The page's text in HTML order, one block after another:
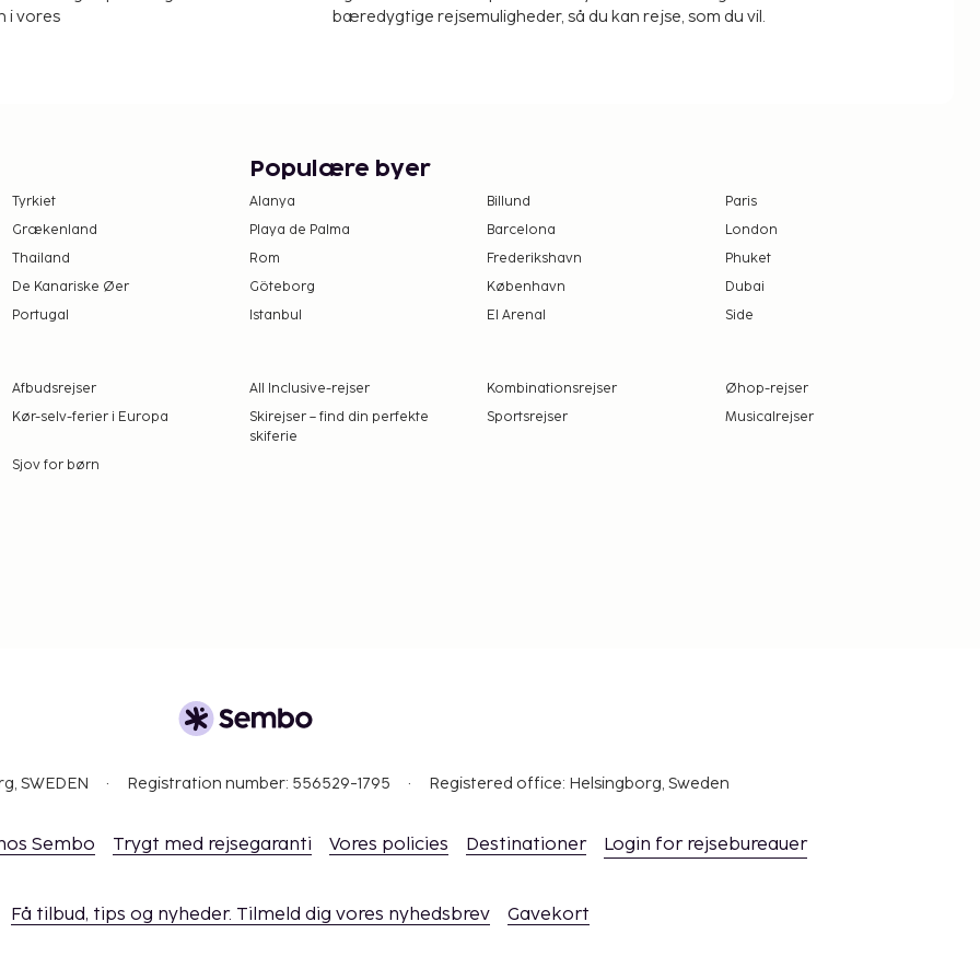
er Istanbul (IST).
på stedet kan du nyde
såsom gratis trådløs
at komme omkring
deli eller blive på
roomservice døgnet
(500 meter væk)
i vores
bæredygtige rejsemuligheder, så du kan rejse, som du vil.
Tyrkiet
Grækenland
Thailand
De Kanariske Øer
Portugal
Populære byer
Alanya Billund
Paris
Playa de Palma
Barcelona
London
Rom
Frederikshavn
Phuket
Göteborg
København
Dubai
Istanbul
El Arenal Side
Afbudsrejser All Inclusive-rejser Kombinationsrejser
Øhop-rejser
Kør-selv-ferier i Europa
Skirejser – find din perfekte
skiferie
Sportsrejser Musicalrejser
Sjov for børn
SWEDEN Registration number: 556529-1795 Registered office: Helsingborg, Sweden
Sembo Trygt med rejsegaranti Vores policies Destinationer Login for rejsebureauer
Få tilbud, tips og nyheder. Tilmeld dig vores nyhedsbrev Gavekort